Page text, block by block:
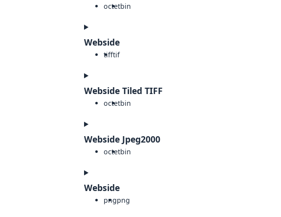
octetbin
Webside
tifftif
Webside Tiled TIFF
octetbin
Webside Jpeg2000
octetbin
Webside
pngpng